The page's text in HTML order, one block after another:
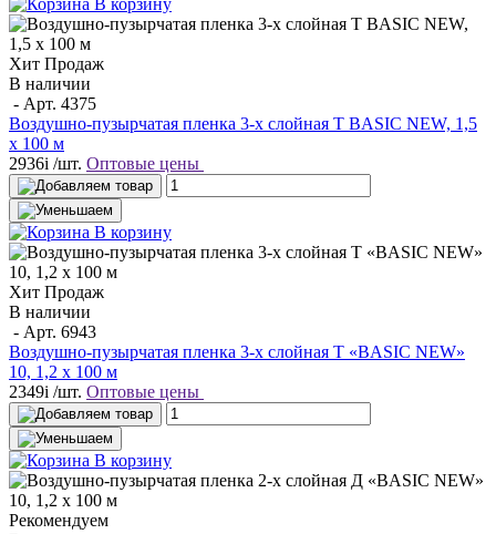
В корзину
Хит Продаж
В наличии
- Арт. 4375
Воздушно-пузырчатая пленка 3-х слойная T BASIC NEW, 1,5
х 100 м
2936i /шт. Оптовые цены
В корзину
Хит Продаж
В наличии
- Арт. 6943
Воздушно-пузырчатая пленка 3-х слойная T «BASIC NEW»
10, 1,2 х 100 м
2349i /шт. Оптовые цены
В корзину
Рекомендуем